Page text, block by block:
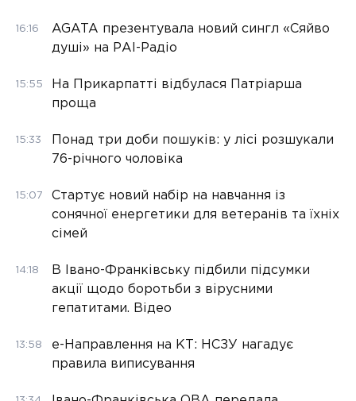
16:16
AGATA презентувала новий сингл «Сяйво
душі» на РАІ-Радіо
15:55
На Прикарпатті відбулася Патріарша
проща
15:33
Понад три доби пошуків: у лісі розшукали
76-річного чоловіка
15:07
Стартує новий набір на навчання із
сонячної енергетики для ветеранів та їхніх
сімей
14:18
В Івано-Франківську підбили підсумки
акції щодо боротьби з вірусними
гепатитами. Відео
13:58
е-Направлення на КТ: НСЗУ нагадує
правила виписування